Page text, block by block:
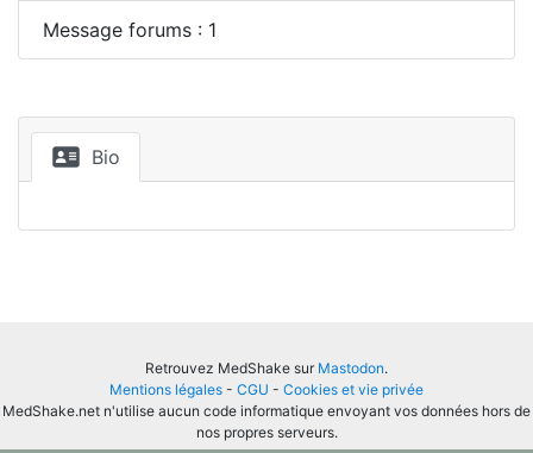
Message forums : 1
Bio
Retrouvez MedShake sur Mastodon.
Mentions légales - CGU - Cookies et vie privée
MedShake.net n'utilise aucun code informatique envoyant vos données hors de
nos propres serveurs.